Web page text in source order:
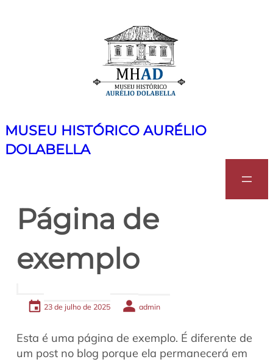
MUSEU HISTÓRICO AURÉLIO
DOLABELLA
Search
Página de
exemplo
23 de julho de 2025 admin
Esta é uma página de exemplo. É diferente de
um post no blog porque ela permanecerá em